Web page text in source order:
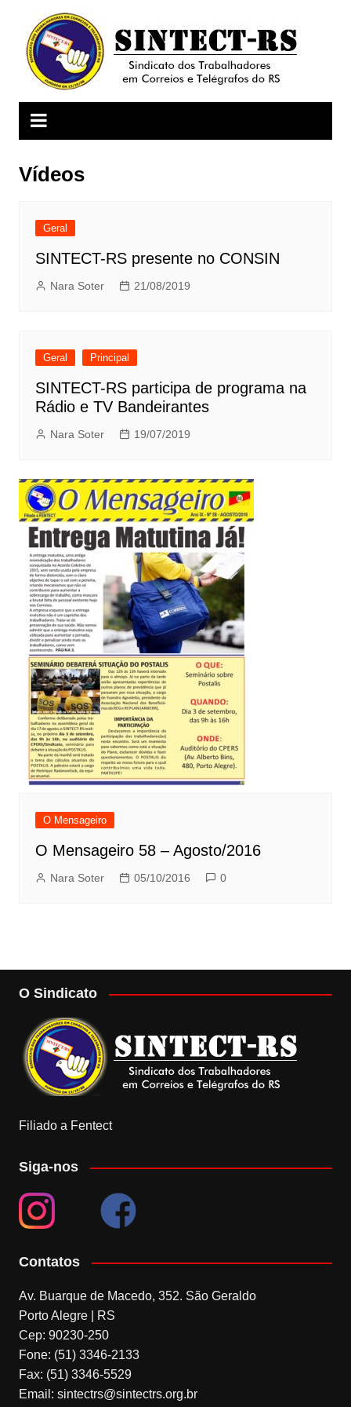
conteúdo
Vídeos
Geral
SINTECT-RS presente no CONSIN
Nara Soter 21/08/2019
Geral Principal
SINTECT-RS participa de programa na
Rádio e TV Bandeirantes
Nara Soter 19/07/2019
O Mensageiro
O Mensageiro 58 – Agosto/2016
Nara Soter 05/10/2016 0
O Sindicato
Filiado a Fentect
Siga-nos
Contatos
Av. Buarque de Macedo, 352. São Geraldo
Porto Alegre | RS
Cep: 90230-250
Fone: (51) 3346-2133
Fax: (51) 3346-5529
Email: sintectrs@sintectrs.org.br